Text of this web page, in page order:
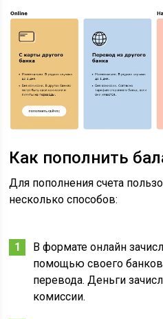
Как пополнить
Для пополнения счета
несколько способов:
В формате онлайн
помощью своего
перевода. Деньги
комиссии.